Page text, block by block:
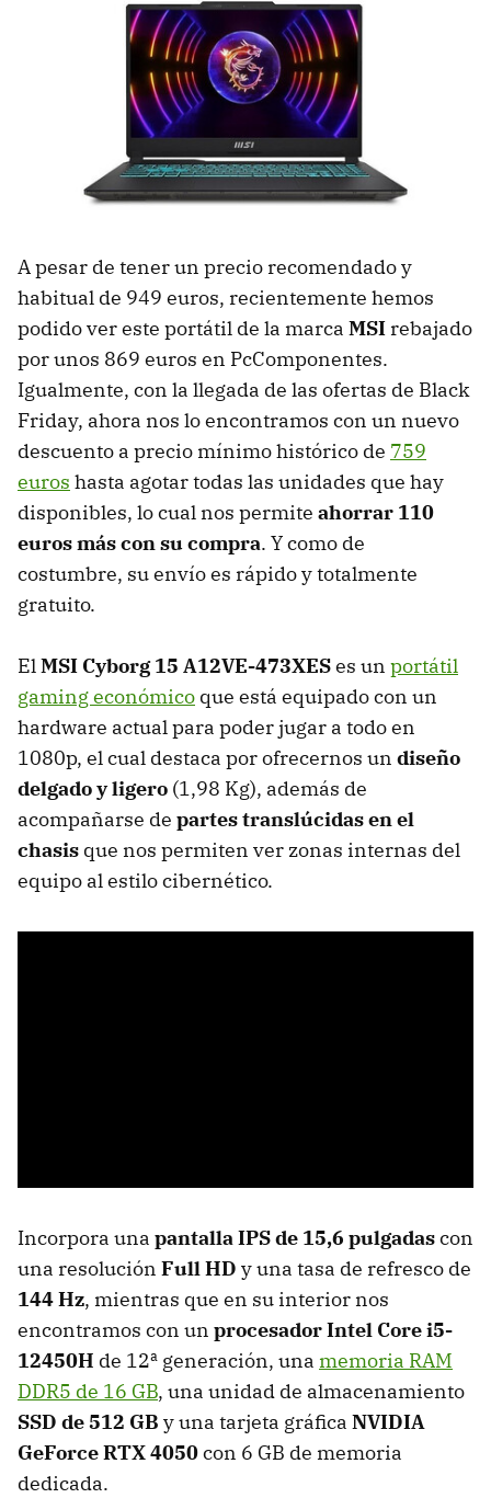
A pesar de tener un precio recomendado y
habitual de 949 euros, recientemente hemos
podido ver este portátil de la marca MSI rebajado
por unos 869 euros en PcComponentes.
Igualmente, con la llegada de las ofertas de Black
Friday, ahora nos lo encontramos con un nuevo
descuento a precio mínimo histórico de 759
euros hasta agotar todas las unidades que hay
disponibles, lo cual nos permite ahorrar 110
euros más con su compra. Y como de
costumbre, su envío es rápido y totalmente
gratuito.
ElMSI Cyborg 15 A12VE-473XESes un portátil
gaming económico que está equipado con un
hardware actual para poder jugar a todo en
1080p, el cual destaca por ofrecernos un diseño
delgado y ligero (1,98 Kg), además de
acompañarse de partes translúcidas en el
chasis que nos permiten ver zonas internas del
equipo al estilo cibernético.
Incorpora una pantalla IPS de 15,6 pulgadascon
una resolución Full HD y una tasa de refresco de
144 Hz, mientras que en su interior nos
encontramos con un procesador Intel Core i5-
12450H de 12ª generación, una memoria RAM
DDR5 de 16 GB, una unidad de almacenamiento
SSD de 512 GB y una tarjeta gráfica NVIDIA
GeForce RTX 4050con 6 GB de memoria
dedicada.